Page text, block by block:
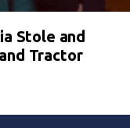
Stole and
Tractor